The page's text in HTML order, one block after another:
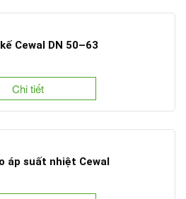
Cewal DN 50–63
Chi tiết
áp suất nhiệt Cewal